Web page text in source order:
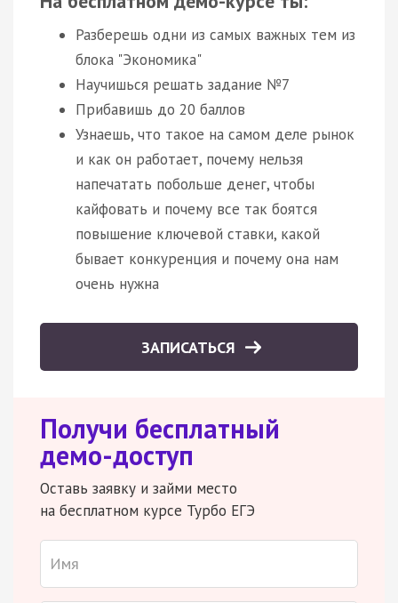
Разберешь одни из самых важных тем из
блока "Экономика"
Научишься решать задание №7
Прибавишь до 20 баллов
Узнаешь, что такое на самом деле рынок
и как он работает, почему нельзя
напечатать побольше денег, чтобы
кайфовать и почему все так боятся
повышение ключевой ставки, какой
бывает конкуренция и почему она нам
очень нужна
ЗАПИСАТЬСЯ
Получи бесплатный
демо-доступ
Оставь заявку и займи место
на бесплатном курсе Турбо ЕГЭ